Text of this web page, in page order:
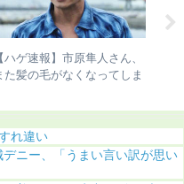
【ハゲ速報】市原隼人さん、
た髪の毛がなくなってしま
れ違い
ニー、「うまい言い訳が思い